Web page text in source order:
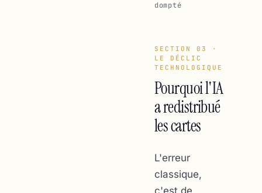
dompté
SECTION 03 ·
LE DÉCLIC
TECHNOLOGIQUE
Pourquoi l'IA
a redistribué
les cartes
L'erreur
classique,